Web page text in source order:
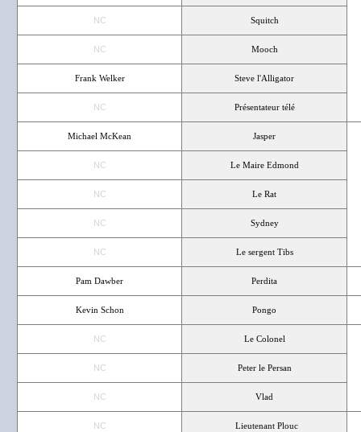
NC Squitch
NC Mooch
Frank Welker Steve l'Alligator
NC Présentateur télé
Michael McKean Jasper
NC Le Maire Edmond
NC Le Rat
NC Sydney
NC Le sergent Tibs
Pam Dawber Perdita
Kevin Schon Pongo
NC Le Colonel
NC Peter le Persan
NC Vlad
NC Lieutenant Plouc